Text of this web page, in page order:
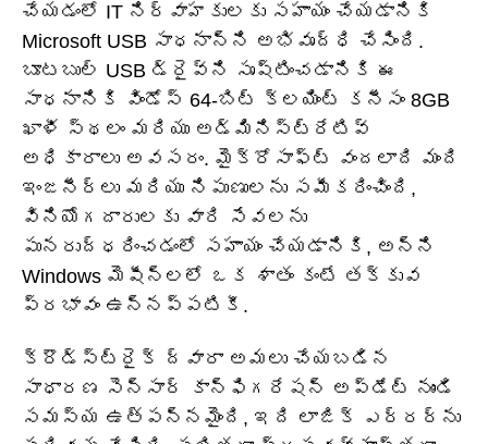
చేయడంలో IT నిర్వాహకులకు సహాయం చేయడానికి
Microsoft USB సాధనాన్ని అభివృద్ధి చేసింది.
బూటబుల్ USB డ్రైవ్‌ని సృష్టించడానికి ఈ
సాధనానికి విండోస్ 64-బిట్ క్లయింట్ కనీసం 8GB
ఖాళీ స్థలం మరియు అడ్మినిస్ట్రేటివ్
అధికారాలు అవసరం. మైక్రోసాఫ్ట్ వందలాది మంది
ఇంజనీర్‌లు మరియు నిపుణులను సమీకరించింది,
వినియోగదారులకు వారి సేవలను
పునరుద్ధరించడంలో సహాయం చేయడానికి, అన్ని
Windows మెషీన్‌లలో ఒక శాతం కంటే తక్కువ
ప్రభావం ఉన్నప్పటికీ.
క్రౌడ్‌స్ట్రైక్ ద్వారా అమలు చేయబడిన
సాధారణ సెన్సార్ కాన్ఫిగరేషన్ అప్‌డేట్ నుండి
సమస్య ఉత్పన్నమైంది, ఇది లాజిక్ ఎర్రర్‌ను